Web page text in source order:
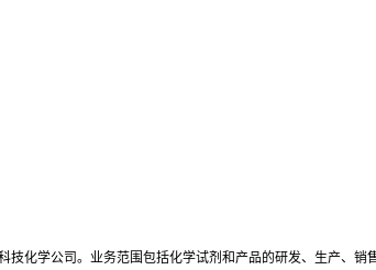
化学公司。业务范围包括化学试剂和产品的研发、生产、销